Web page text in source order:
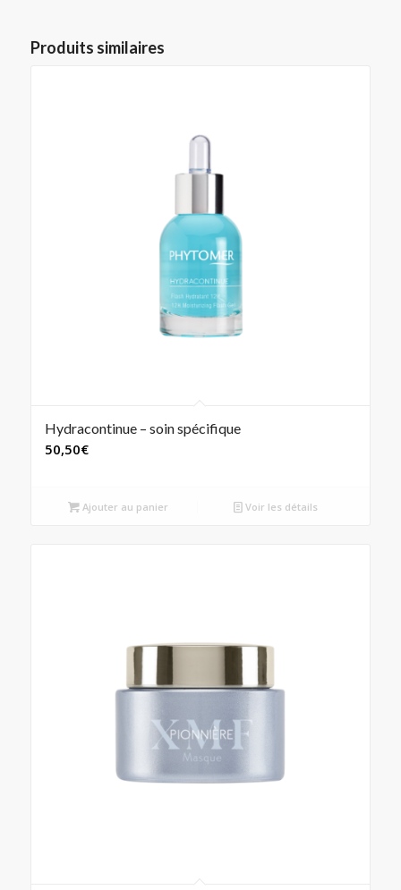
Produits similaires
Hydracontinue – soin spécifique
50,50€
Ajouter au panier Voir les détails